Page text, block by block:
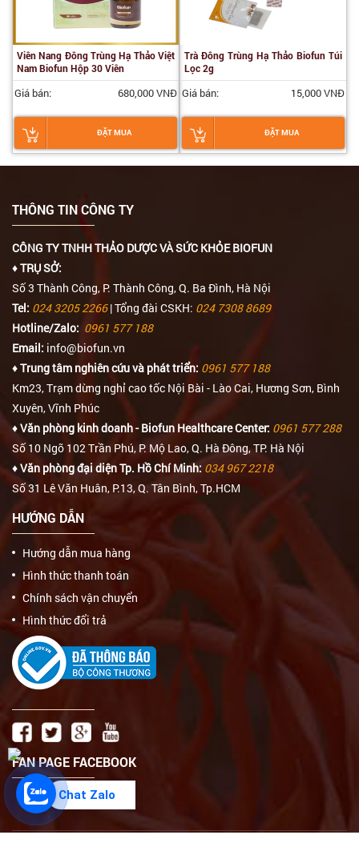
Viên Nang Đông Trùng Hạ Thảo Việt
Nam Biofun Hộp 30 Viên
Giá bán: 680,000 VNĐ
ĐẶT MUA
Trà Đông Trùng Hạ Thảo Biofun Túi
Lọc 2g
Giá bán: 15,000 VNĐ
ĐẶT MUA
THÔNG TIN CÔNG TY
CÔNG TY TNHH THẢO DƯỢC VÀ SỨC KHỎE BIOFUN
♦ TRỤ SỞ:
Số 3 Thành Công, P. Thành Công, Q. Ba Đình, Hà Nội
Tel: 024 3205 2266| Tổng đài CSKH: 024 7308 8689
Hotline/Zalo: 0961 577 188
Email: info@biofun.vn
♦ Trung tâm nghiên cứu và phát triển: 0961 577 188
Km23, Trạm dừng nghỉ cao tốc Nội Bài - Lào Cai, Hương Sơn, Bình
Xuyên, Vĩnh Phúc
♦ Văn phòng kinh doanh - Biofun Healthcare Center: 0961 577 288
Số 10 Ngõ 102 Trần Phú, P. Mộ Lao, Q. Hà Đông, TP. Hà Nội
♦ Văn phòng đại diện Tp. Hồ Chí Minh: 034 967 2218
Số 31 Lê Văn Huân, P.13, Q. Tân Bình, Tp.HCM
HƯỚNG DẪN
Hướng dẫn mua hàng
Hình thức thanh toán
Chính sách vận chuyển
Hình thức đổi trả
FAN PAGE FACEBOOK
Chat Zalo